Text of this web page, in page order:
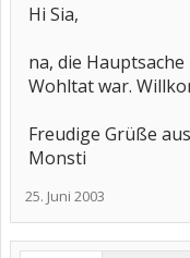
Hi Sia,
na, die
Wohltat war.
Freudige Grüße
Monsti
25. Juni 2003